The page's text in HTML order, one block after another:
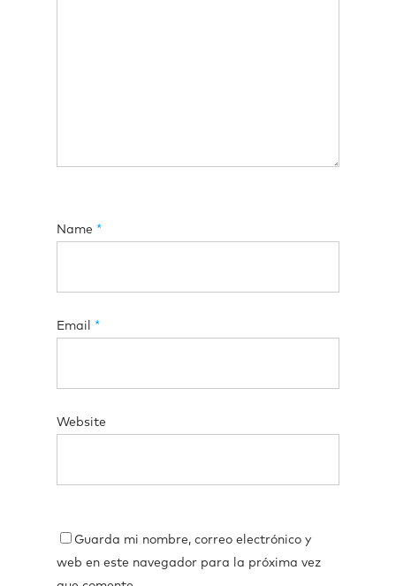
Name *
Email *
Website
Guarda mi nombre, correo electrónico y
web en este navegador para la próxima vez